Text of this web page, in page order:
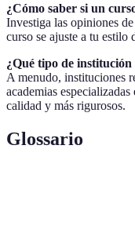
¿Cómo saber si un
Investiga las opiniones
curso se ajuste a tu estilo
¿Qué tipo de institución
A menudo, instituciones
academias
calidad y más rigurosos.
Glossario